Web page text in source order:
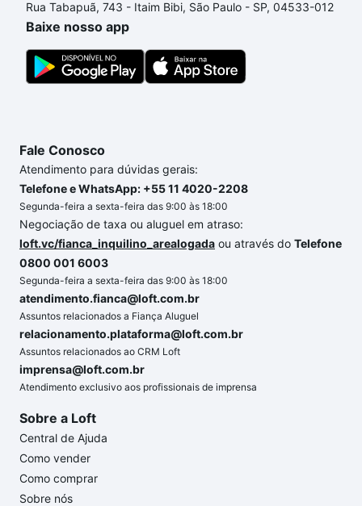
custa comprar um apartamento e conte com a
gente para comprar o imóvel dos seus sonhos com
segurança e conforto. Loft, com você até as
chaves.
Rua Tabapuã, 743 - Itaim Bibi, São Paulo - SP, 04533-012
Baixe nosso app
Fale Conosco
Atendimento para dúvidas gerais:
Telefone e WhatsApp: +55 11 4020-2208
Segunda-feira a sexta-feira das 9:00 às 18:00
Negociação de taxa ou aluguel em atraso:
loft.vc/fianca_inquilino_arealogada ou através do Telefone
0800 001 6003
Segunda-feira a sexta-feira das 9:00 às 18:00
atendimento.fianca@loft.com.br
Assuntos relacionados a Fiança Aluguel
relacionamento.plataforma@loft.com.br
Assuntos relacionados ao CRM Loft
imprensa@loft.com.br
Atendimento exclusivo aos profissionais de imprensa
Sobre a Loft
Central de Ajuda
Como vender
Como comprar
Sobre nós